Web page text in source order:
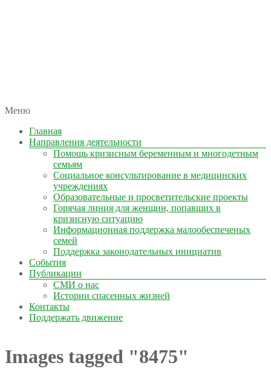
КОЛЫМА — ЗА ЖИЗНЬ
автономная некоммерческая организация
Меню
Главная
Направления деятельности
Помощь кризисным беременным и многодетным
семьям
Социальное консультирование в медицинских
учреждениях
Образовательные и просветительские проекты
Горячая линия для женщин, попавших в
кризисную ситуацию
Информационная поддержка малообеспеченых
семей
Поддержка законодательных инициатив
События
Публикации
СМИ о нас
Истории спасенных жизней
Контакты
Поддержать движение
Images tagged "8475"